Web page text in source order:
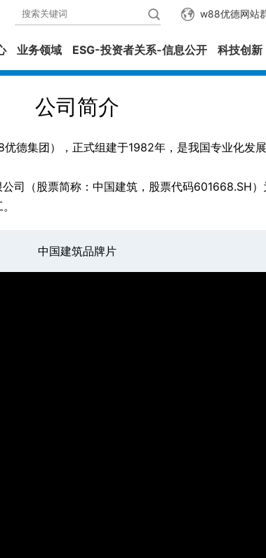
w88优德网站
业务领域 ESG-投资者关系-信息公开 科技创新
公司简介
德集团），正式组建于1982年，是我国专业化发
司（股票简称：中国建筑，股票代码601668.SH
中国建筑品牌片